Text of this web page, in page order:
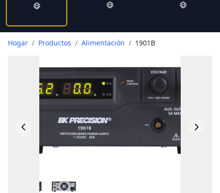
Hogar / Productos / Alimentación / 1901B